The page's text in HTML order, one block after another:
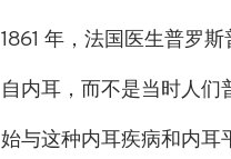
1861年，法国医生普罗斯
自内耳，而不是当时人们
始与这种内耳疾病和内耳